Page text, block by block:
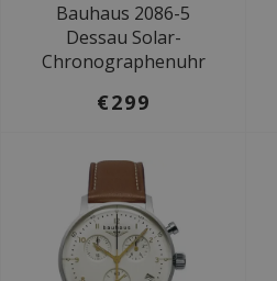
Bauhaus 2086-5
Dessau Solar-
Chronographenuhr
€299